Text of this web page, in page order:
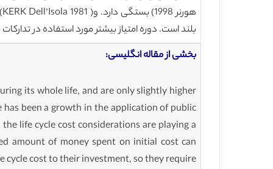
بلند است. دوره امتیاز بیشتر مورد استفاده در تدارکات PPP /PFI 25 و 30 سال است.
بخشی از مقاله انگلیسی:
its whole life, and are only slightly higher
been a growth in the application of public
life cycle cost considerations are playing a
amount of money spent on initial cost can
cost to their investment, so they require